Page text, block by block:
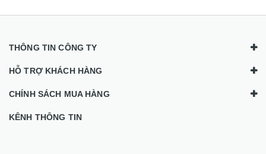
THÔNG TIN CÔNG TY
HỖ TRỢ KHÁCH HÀNG
CHÍNH SÁCH MUA HÀNG
KÊNH THÔNG TIN